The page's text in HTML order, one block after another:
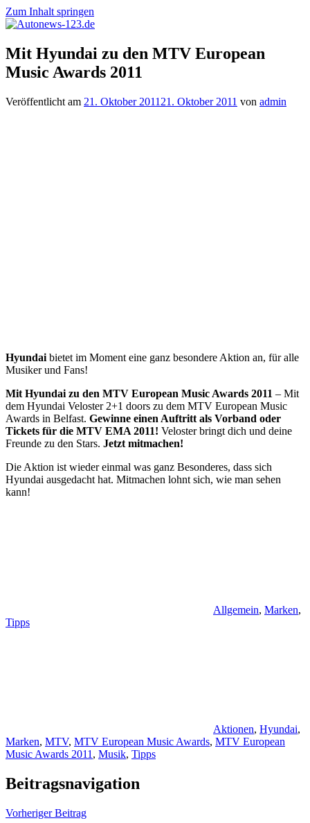
Zum Inhalt springen
Autonews-
123.de
Autonews
mit
Charme
Mit Hyundai zu den MTV European
Music Awards 2011
Veröffentlicht am 21. Oktober 2011 21. Oktober 2011 von admin
Hyundai bietet im Moment eine ganz besondere Aktion an, für alle
Musiker und Fans!
Mit Hyundai zu den MTV European Music Awards 2011 – Mit
dem Hyundai Veloster 2+1 doors zu dem MTV European Music
Awards in Belfast. Gewinne einen Auftritt als Vorband oder
Tickets für die MTV EMA 2011! Veloster bringt dich und deine
Freunde zu den Stars. Jetzt mitmachen!
Die Aktion ist wieder einmal was ganz Besonderes, dass sich
Hyundai ausgedacht hat. Mitmachen lohnt sich, wie man sehen
kann!
Allgemein, Marken,
Tipps
Aktionen, Hyundai,
Marken, MTV, MTV European Music Awards, MTV European
Music Awards 2011 , Musik, Tipps
Beitragsnavigation
Vorheriger Beitrag